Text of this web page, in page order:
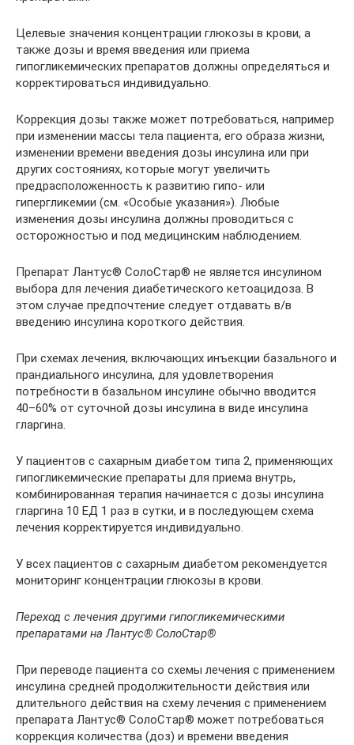
Целевые значения концентрации глюкозы в крови, а
также дозы и время введения или приема
гипогликемических препаратов должны определяться и
корректироваться индивидуально.
Коррекция дозы также может потребоваться, например
при изменении массы тела пациента, его образа жизни,
изменении времени введения дозы инсулина или при
других состояниях, которые могут увеличить
предрасположенность к развитию гипо- или
гипергликемии (см. «Особые указания»). Любые
изменения дозы инсулина должны проводиться с
осторожностью и под медицинским наблюдением.
Препарат Лантус® СолоСтар® не является инсулином
выбора для лечения диабетического кетоацидоза. В
этом случае предпочтение следует отдавать в/в
введению инсулина короткого действия.
При схемах лечения, включающих инъекции базального и
прандиального инсулина, для удовлетворения
потребности в базальном инсулине обычно вводится
40–60% от суточной дозы инсулина в виде инсулина
гларгина.
У пациентов с сахарным диабетом типа 2, применяющих
гипогликемические препараты для приема внутрь,
комбинированная терапия начинается с дозы инсулина
гларгина 10 ЕД 1 раз в сутки, и в последующем схема
лечения корректируется индивидуально.
У всех пациентов с сахарным диабетом рекомендуется
мониторинг концентрации глюкозы в крови.
Переход с лечения другими гипогликемическими
препаратами на Лантус® СолоСтар®
При переводе пациента со схемы лечения с применением
инсулина средней продолжительности действия или
длительного действия на схему лечения с применением
препарата Лантус® СолоСтар® может потребоваться
коррекция количества (доз) и времени введения